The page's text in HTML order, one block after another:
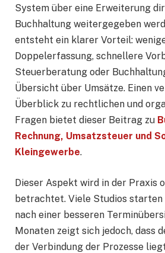
System über eine Erweiterung
Buchhaltung weitergegeben
entsteht ein klarer Vorteil:
Doppelerfassung, schnellere
Steuerberatung oder
Übersicht über Umsätze. Einen
Überblick zu rechtlichen und
Fragen bietet dieser Beitrag zu
Rechnung, Umsatzsteuer und
Kleingewerbe.
Dieser Aspekt wird in der Praxis
betrachtet. Viele Studios starten
nach einer besseren
Monaten zeigt sich jedoch, dass
der Verbindung der Prozesse